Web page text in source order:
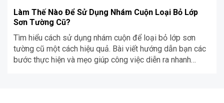
Làm Thế Nào Để Sử Dụng Nhám Cuộn Loại Bỏ Lớp
Sơn Tường Cũ?
Tìm hiểu cách sử dụng nhám cuộn để loại bỏ lớp sơn
tường cũ một cách hiệu quả. Bài viết hướng dẫn bạn các
bước thực hiện và mẹo giúp công việc diễn ra nhanh